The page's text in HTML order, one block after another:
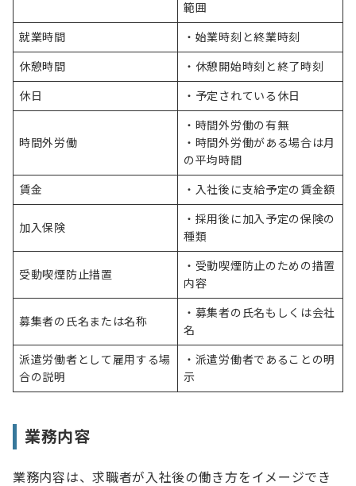
範囲
就業時間 ・始業時刻と終業時刻
休憩時間 ・休憩開始時刻と終了時刻
休日 ・予定されている休日
時間外労働
・時間外労働の有無
・時間外労働がある場合は月
の平均時間
賃金 ・入社後に支給予定の賃金額
加入保険
・採用後に加入予定の保険の
種類
受動喫煙防止措置
・受動喫煙防止のための措置
内容
募集者の氏名または名称
・募集者の氏名もしくは会社
名
派遣労働者として雇用する場
合の説明
・派遣労働者であることの明
示
業務内容
業務内容は、求職者が入社後の働き方をイメージでき